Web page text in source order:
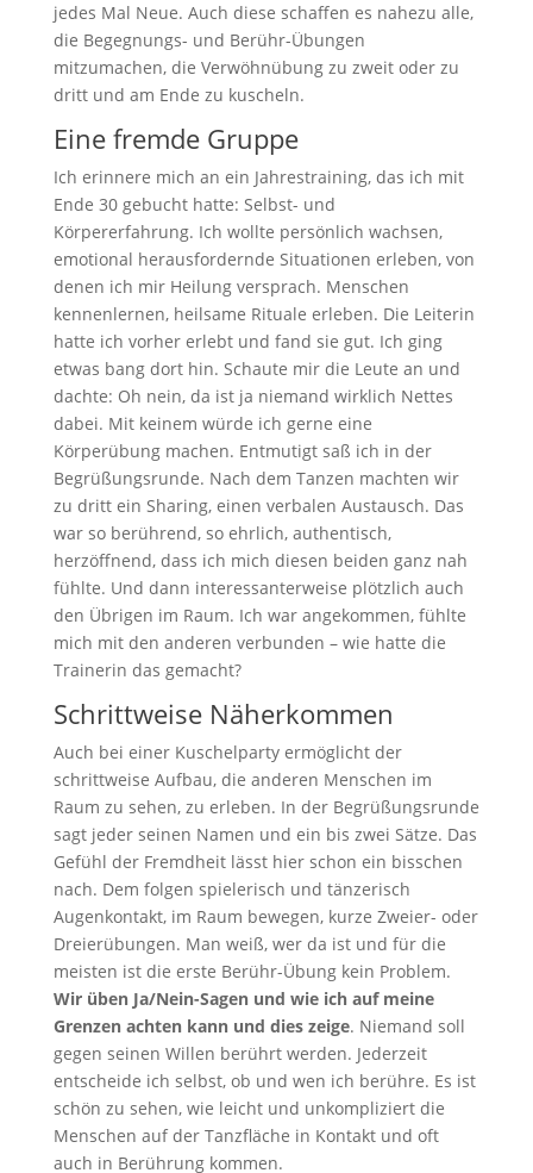
jedes Mal Neue. Auch diese schaffen es nahezu alle,
die Begegnungs- und Berühr-Übungen
mitzumachen, die Verwöhnübung zu zweit oder zu
dritt und am Ende zu kuscheln.
Eine fremde Gruppe
Ich erinnere mich an ein Jahrestraining, das ich mit
Ende 30 gebucht hatte: Selbst- und
Körpererfahrung. Ich wollte persönlich wachsen,
emotional herausfordernde Situationen erleben, von
denen ich mir Heilung versprach. Menschen
kennenlernen, heilsame Rituale erleben. Die Leiterin
hatte ich vorher erlebt und fand sie gut. Ich ging
etwas bang dort hin. Schaute mir die Leute an und
dachte: Oh nein, da ist ja niemand wirklich Nettes
dabei. Mit keinem würde ich gerne eine
Körperübung machen. Entmutigt saß ich in der
Begrüßungsrunde. Nach dem Tanzen machten wir
zu dritt ein Sharing, einen verbalen Austausch. Das
war so berührend, so ehrlich, authentisch,
herzöffnend, dass ich mich diesen beiden ganz nah
fühlte. Und dann interessanterweise plötzlich auch
den Übrigen im Raum. Ich war angekommen, fühlte
mich mit den anderen verbunden – wie hatte die
Trainerin das gemacht?
Schrittweise Näherkommen
Auch bei einer Kuschelparty ermöglicht der
schrittweise Aufbau, die anderen Menschen im
Raum zu sehen, zu erleben. In der Begrüßungsrunde
sagt jeder seinen Namen und ein bis zwei Sätze. Das
Gefühl der Fremdheit lässt hier schon ein bisschen
nach. Dem folgen spielerisch und tänzerisch
Augenkontakt, im Raum bewegen, kurze Zweier- oder
Dreierübungen. Man weiß, wer da ist und für die
meisten ist die erste Berühr-Übung kein Problem.
Wir üben Ja/Nein-Sagen und wie ich auf meine
Grenzen achten kann und dies zeige. Niemand soll
gegen seinen Willen berührt werden. Jederzeit
entscheide ich selbst, ob und wen ich berühre. Es ist
schön zu sehen, wie leicht und unkompliziert die
Menschen auf der Tanzfläche in Kontakt und oft
auch in Berührung kommen.